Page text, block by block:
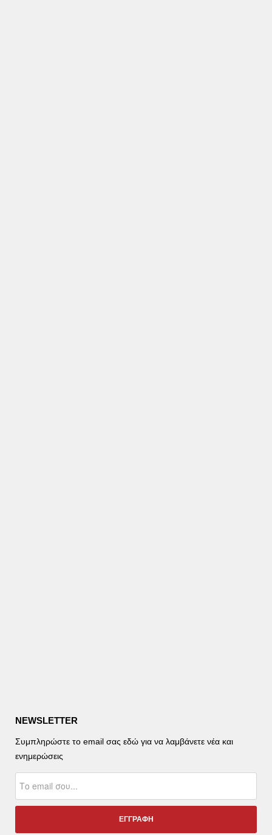
NEWSLETTER
Συμπληρώστε το email σας εδώ για να λαμβάνετε νέα και
ενημερώσεις